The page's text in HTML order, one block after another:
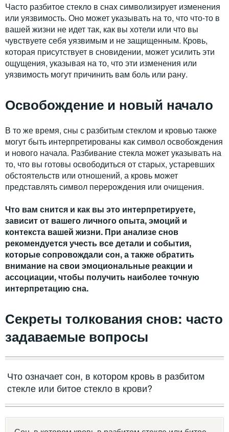
Часто разбитое стекло в снах символизирует изменения
или уязвимость. Оно может указывать на то, что что-то в
вашей жизни не идет так, как вы хотели или что вы
чувствуете себя уязвимым и не защищенным. Кровь,
которая присутствует в сновидении, может усилить эти
ощущения, указывая на то, что эти изменения или
уязвимость могут причинить вам боль или рану.
Освобождение и новый начало
В то же время, сны с разбитым стеклом и кровью также
могут быть интерпретированы как символ освобождения
и нового начала. Разбивание стекла может указывать на
то, что вы готовы освободиться от старых, устаревших
обстоятельств или отношений, а кровь может
представлять символ перерождения или очищения.
Что вам снится и как вы это интерпретируете,
зависит от вашего личного опыта, эмоций и
контекста вашей жизни. При анализе снов
рекомендуется учесть все детали и события,
которые сопровождали сон, а также обратить
внимание на свои эмоциональные реакции и
ассоциации, чтобы получить наиболее точную
интерпретацию сна.
Секреты толкования снов: часто
задаваемые вопросы
Что означает сон, в котором кровь в разбитом
стекле или битое стекло в крови?